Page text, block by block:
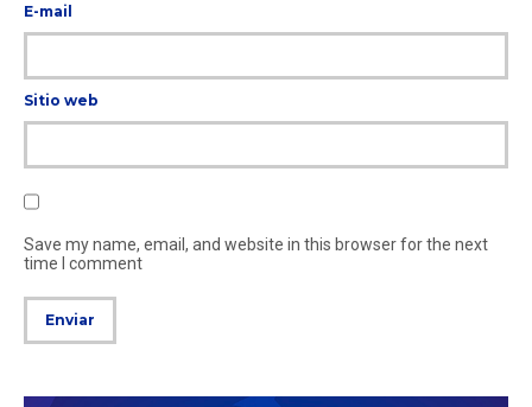
E-mail
Sitio web
Save my name, email, and website in this browser for the next
time I comment